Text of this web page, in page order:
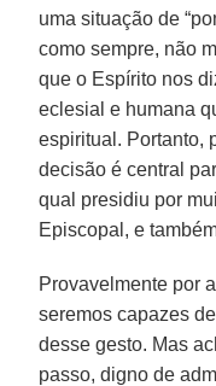
uma situação de
como sempre, não
que o Espírito nos
eclesial e humana
espiritual. Portanto,
decisão é central
qual presidiu por
Episcopal, e
Provavelmente por
seremos capazes
desse gesto. Mas
passo, digno de